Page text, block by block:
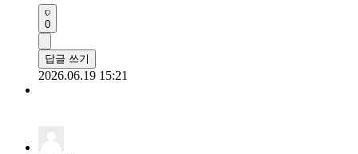
0
답글 쓰기
2026.06.19 15:21